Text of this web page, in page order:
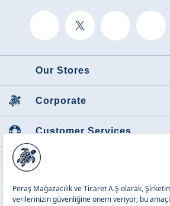
Our Stores
Corporate
Customer Services
Featured Categories